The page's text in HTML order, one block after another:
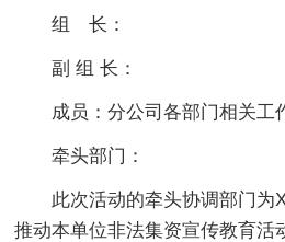
组 长：
副 组 长：
成员：分公司各部门相关工
牵头部门：
此次活动的牵头协调部门为
推动本单位非法集资宣传教育活